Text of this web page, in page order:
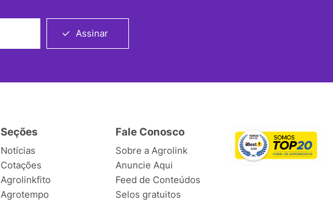
Assinar
Seções
Notícias
Cotações
Agrolinkfito
Agrotempo
Fale Conosco
Sobre a Agrolink
Anuncie Aqui
Feed de Conteúdos
Selos gratuitos